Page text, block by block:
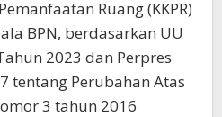
Ruang (KKPR)
BPN, berdasarkan UU
2023 dan Perpres
tentang Perubahan Atas
3 tahun 2016